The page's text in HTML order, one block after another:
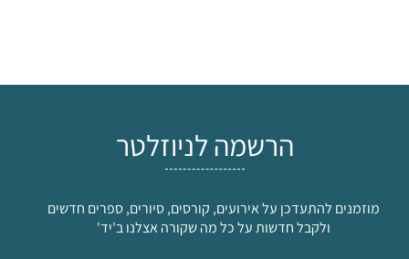
הרשמה לניוזלטר
מוזמנים להתעדכן על אירועים, קורסים, סיורים, ספרים חדשים
ולקבל חדשות על כל מה שקורה אצלנו ב'יד'